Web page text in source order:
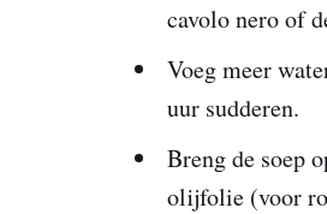
cavolo nero of
Voeg meer
uur sudderen.
Breng de soep
olijfolie (voor